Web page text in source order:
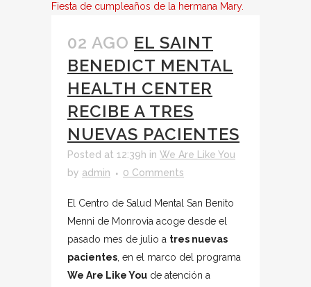
Fiesta de cumpleaños de la hermana Mary.
02 AGO EL SAINT
BENEDICT MENTAL
HEALTH CENTER
RECIBE A TRES
NUEVAS PACIENTES
Posted at 12:39h in We Are Like You
by admin 0 Comments
El Centro de Salud Mental San Benito
Menni de Monrovia acoge desde el
pasado mes de julio a tres nuevas
pacientes , en el marco del programa
We Are Like You de atención a